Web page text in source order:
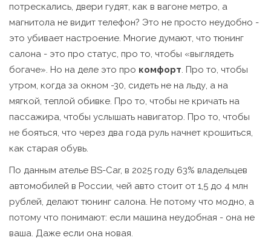
потрескались, двери гудят, как в вагоне метро, а
магнитола не видит телефон? Это не просто неудобно -
это убивает настроение. Многие думают, что тюнинг
салона - это про статус, про то, чтобы «выглядеть
богаче». Но на деле это про комфорт. Про то, чтобы
утром, когда за окном -30, сидеть не на льду, а на
мягкой, теплой обивке. Про то, чтобы не кричать на
пассажира, чтобы услышать навигатор. Про то, чтобы
не бояться, что через два года руль начнет крошиться,
как старая обувь.
По данным ателье BS-Car, в 2025 году 63% владельцев
автомобилей в России, чей авто стоит от 1,5 до 4 млн
рублей, делают тюнинг салона. Не потому что модно, а
потому что понимают: если машина неудобная - она не
ваша. Даже если она новая.